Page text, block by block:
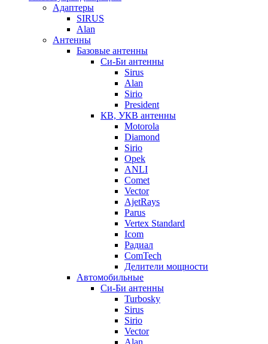
Адаптеры
SIRUS
Alan
Антенны
Базовые антенны
Си-Би антенны
Sirus
Alan
Sirio
President
КВ, УКВ антенны
Motorola
Diamond
Sirio
Opek
ANLI
Comet
Vector
AjetRays
Parus
Vertex Standard
Icom
Радиал
ComTech
Делители мощности
Автомобильные
Си-Би антенны
Turbosky
Sirus
Sirio
Vector
Alan